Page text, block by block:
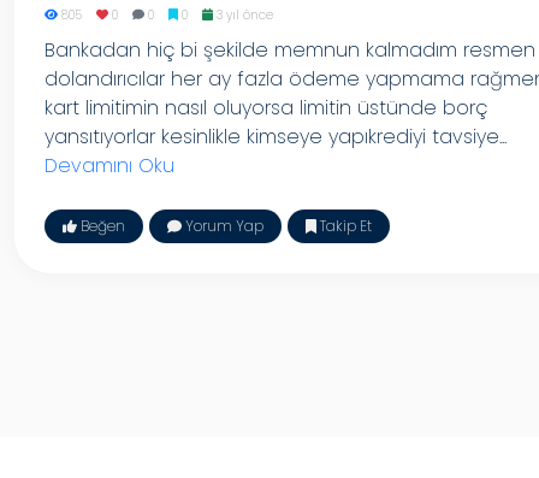
805 0 0 0 3 yıl önce
Bankadan hiç bi şekilde memnun kalmadım resmen
dolandırıcılar her ay fazla ödeme yapmama
kart limitimin nasıl oluyorsa limitin üstünde borç
yansıtıyorlar kesinlikle kimseye yapıkrediyi tavsiye...
Devamını Oku
Beğen Yorum Yap Takip Et